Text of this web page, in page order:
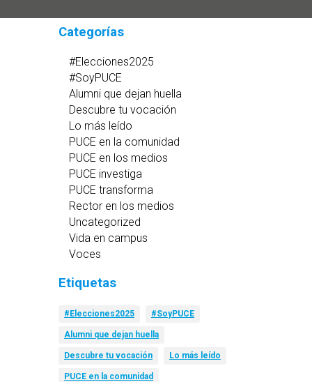
Categorías
#Elecciones2025
#SoyPUCE
Alumni que dejan huella
Descubre tu vocación
Lo más leído
PUCE en la comunidad
PUCE en los medios
PUCE investiga
PUCE transforma
Rector en los medios
Uncategorized
Vida en campus
Voces
Etiquetas
#Elecciones2025 #SoyPUCE
Alumni que dejan huella
Descubre tu vocación Lo más leído
PUCE en la comunidad